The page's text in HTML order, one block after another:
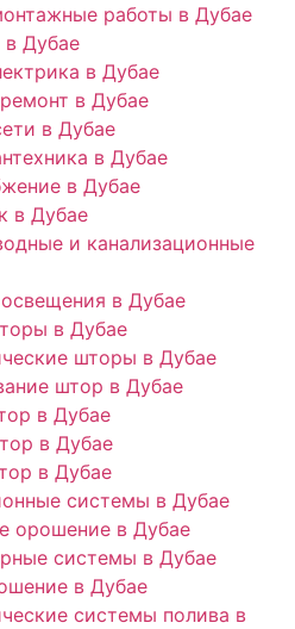
работы в Дубае
в Дубае
в Дубае
в Дубае
в Дубае
в Дубае
в Дубае
в Дубае
и канализационные
в Дубае
в Дубае
шторы в Дубае
штор в Дубае
в Дубае
в Дубае
в Дубае
системы в Дубае
орошение в Дубае
системы в Дубае
в Дубае
системы полива в